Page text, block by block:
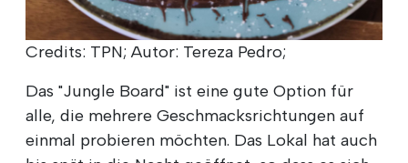
Credits: TPN; Autor: Tereza Pedro;
Das "Jungle Board" ist eine gute Option für
alle, die mehrere Geschmacksrichtungen auf
einmal probieren möchten. Das Lokal hat auch